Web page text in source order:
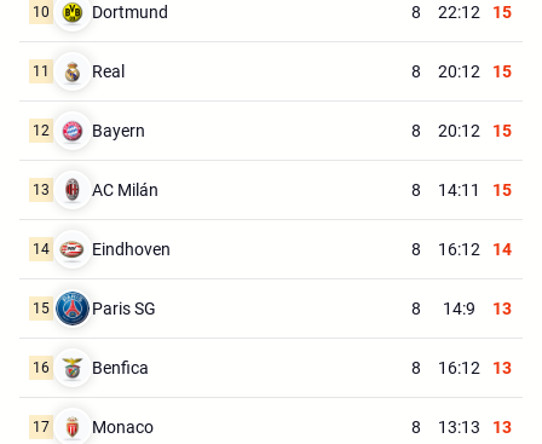
10 Dortmund 8 22:12 15
11 Real 8 20:12 15
12 Bayern 8 20:12 15
13 AC Milán 8 14:11 15
14 Eindhoven 8 16:12 14
15 Paris SG 8 14:9 13
16 Benfica 8 16:12 13
17 Monaco 8 13:13 13